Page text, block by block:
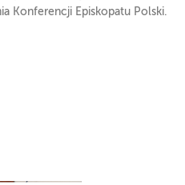
Konferencji Episkopatu Polski.